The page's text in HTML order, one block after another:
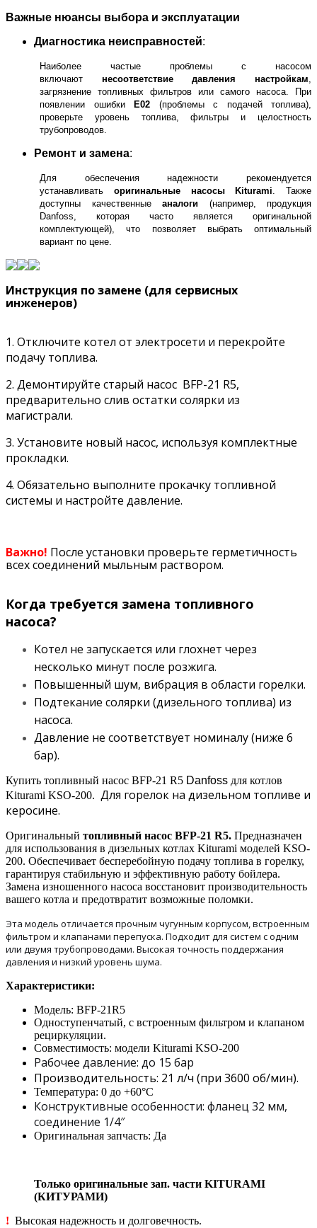
Важные нюансы выбора и эксплуатации
Диагностика неисправностей:
Наиболее частые проблемы с насосом
включают несоответствие давления настройкам
загрязнение топливных фильтров или самого насоса. При
появлении ошибки E02 (проблемы с подачей топлива),
проверьте уровень топлива, фильтры и целостность
трубопроводов.
Ремонт и замена:
Для обеспечения надежности рекомендуется
устанавливать оригинальные насосы Kiturami . Также
доступны качественные аналоги (например, продукция
Danfoss, которая часто является оригинальной
комплектующей), что позволяет выбрать оптимальный
вариант по цене.
Инструкция по замене (для сервисных
инженеров)
1. Отключите котел от электросети и перекройте
подачу топлива.
2. Демонтируйте старый насос BFP-21 R5,
предварительно слив остатки солярки из
магистрали.
3. Установите новый насос, используя комплектные
прокладки.
4. Обязательно выполните прокачку топливной
системы и настройте давление.
Важно! После установки проверьте герметичность
всех соединений мыльным раствором.
Когда требуется замена топливного
насоса?
Котел не запускается или глохнет через
несколько минут после розжига.
Повышенный шум, вибрация в области горелки.
Подтекание солярки (дизельного топлива) из
насоса.
Давление не соответствует номиналу (ниже 6
бар).
Купить топливный насос BFP-21 R5 Danfoss для котлов
Kiturami KSO-200. Для горелок на дизельном топливе и
керосине.
Оригинальный топливный насос BFP-21 R5. Предназначен
для использования в дизельных котлах Kiturami моделей KSO-
200. Обеспечивает бесперебойную подачу топлива в горелку,
гарантируя стабильную и эффективную работу бойлера.
Замена изношенного насоса восстановит производительность
вашего котла и предотвратит возможные поломки.
Эта модель отличается прочным чугунным корпусом, встроенным
фильтром и клапанами перепуска. Подходит для систем с одним
или двумя трубопроводами. Высокая точность поддержания
давления и низкий уровень шума.
Характеристики:
Модель: BFP-21R5
Одноступенчатый, с встроенным фильтром и клапаном
рециркуляции.
Совместимость: модели Kiturami KSO-200
Рабочее давление: до 15 бар
Производительность: 21 л/ч (при 3600 об/мин).
Температура: 0 до +60°C
Конструктивные особенности: фланец 32 мм,
соединение 1/4″
Оригинальная запчасть: Да
Только оригинальные зап. части KITURAMI
(КИТУРАМИ)
! Высокая надежность и долговечность.